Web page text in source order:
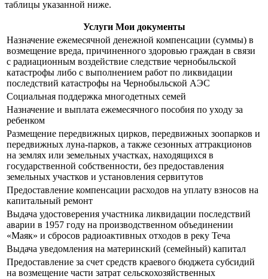
таблицы указанной ниже.
Услуги Мои документы
Назначение ежемесячной денежной компенсации (суммы) в
возмещение вреда, причиненного здоровью граждан в связи
с радиационным воздействие следствие чернобыльской
катастрофы либо с выполнением работ по ликвидации
последствий катастрофы на Чернобыльской АЭС
Социальная поддержка многодетных семей
Назначение и выплата ежемесячного пособия по уходу за
ребенком
Размещение передвижных цирков, передвижных зоопарков и
передвижных луна-парков, а также сезонных аттракционов
на землях или земельных участках, находящихся в
государственной собственности, без предоставления
земельных участков и установления сервитутов
Предоставление компенсации расходов на уплату взносов на
капитальный ремонт
Выдача удостоверения участника ликвидации последствий
аварии в 1957 году на производственном объединении
«Маяк» и сбросов радиоактивных отходов в реку Теча
Выдача уведомления на материнский (семейный) капитал
Предоставление за счет средств краевого бюджета субсидий
на возмещение части затрат сельскохозяйственных